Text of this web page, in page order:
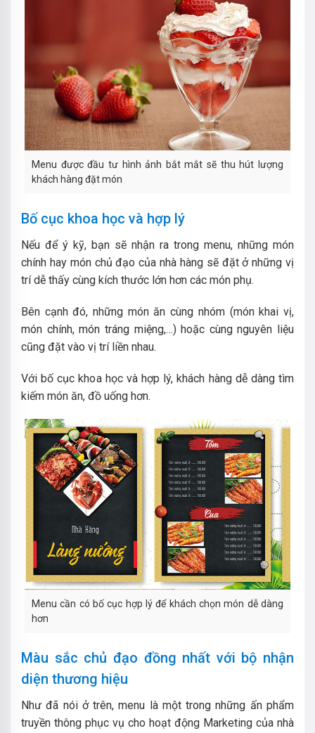
Menu được đầu tư hình ảnh bắt mắt sẽ thu hút lượng
khách hàng đặt món
Bố cục khoa học và hợp lý
Nếu để ý kỹ, bạn sẽ nhận ra trong menu, những món
chính hay món chủ đạo của nhà hàng sẽ đặt ở những vị
trí dễ thấy cùng kích thước lớn hơn các món phụ.
Bên cạnh đó, những món ăn cùng nhóm (món khai vị,
món chính, món tráng miệng,…) hoặc cùng nguyên liệu
cũng đặt vào vị trí liền nhau.
Với bố cục khoa học và hợp lý, khách hàng dễ dàng tìm
kiếm món ăn, đồ uống hơn.
Menu cần có bố cục hợp lý để khách chọn món dễ dàng
hơn
Màu sắc chủ đạo đồng nhất với bộ nhận
diện thương hiệu
Như đã nói ở trên, menu là một trong những ấn phẩm
truyền thông phục vụ cho hoạt động Marketing của nhà